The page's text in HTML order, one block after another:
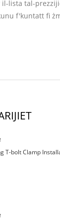
lista tal-
f'kuntatt fi
T-bolt Clamp